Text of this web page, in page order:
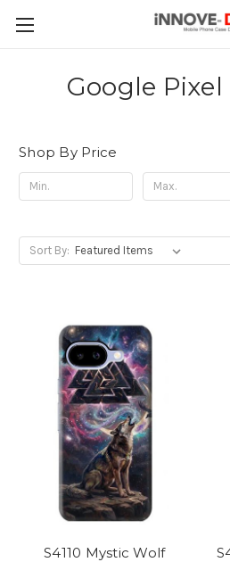
Google
Shop By Price
Sort By:
S4110 Mystic Wolf